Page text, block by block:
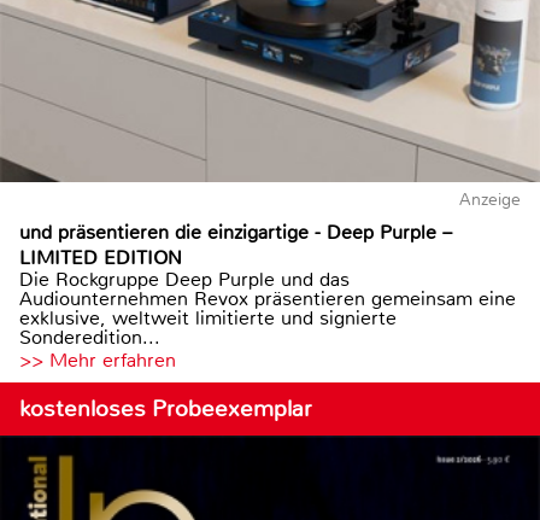
Anzeige
und präsentieren die einzigartige - Deep Purple –
LIMITED EDITION
Die Rockgruppe Deep Purple und das
Audiounternehmen Revox präsentieren gemeinsam eine
exklusive, weltweit limitierte und signierte
Sonderedition...
>> Mehr erfahren
kostenloses Probeexemplar